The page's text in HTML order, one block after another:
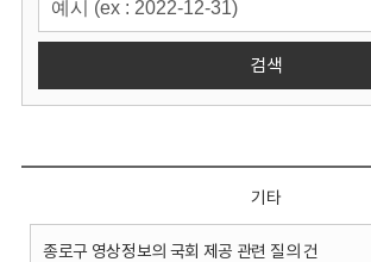
검색
기타
종로구 영상정보의 국회 제공 관련 질의 건